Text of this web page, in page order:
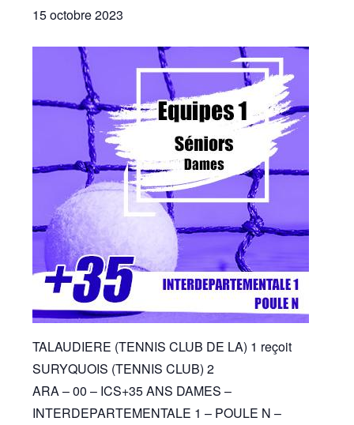
15 octobre 2023
TALAUDIERE (TENNIS CLUB DE LA) 1 reçoit
SURYQUOIS (TENNIS CLUB) 2
ARA – 00 – ICS+35 ANS DAMES –
INTERDEPARTEMENTALE 1 – POULE N –